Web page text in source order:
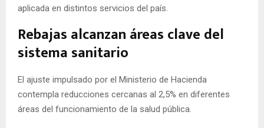
aplicada en distintos servicios del país.
Rebajas alcanzan áreas clave del
sistema sanitario
El ajuste impulsado por el Ministerio de Hacienda
contempla reducciones cercanas al 2,5% en diferentes
áreas del funcionamiento de la salud pública.